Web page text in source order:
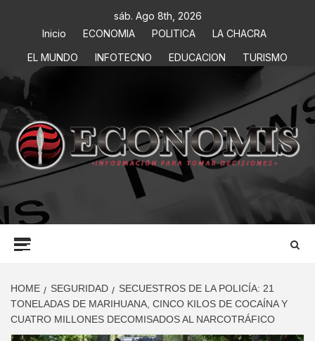
sáb. Ago 8th, 2026
Inicio
ECONOMIA POLITICA
LA CHACRA
EL MUNDO
INFOTECNO EDUCACION TURISMO
ECONOMIS
INFORMACIÓN PARA TOMAR DECISIONES
HOME SEGURIDAD
SECUESTROS DE LA POLICÍA: 21
TONELADAS DE MARIHUANA, CINCO KILOS DE COCAÍNA Y
CUATRO MILLONES DECOMISADOS AL NARCOTRÁFICO